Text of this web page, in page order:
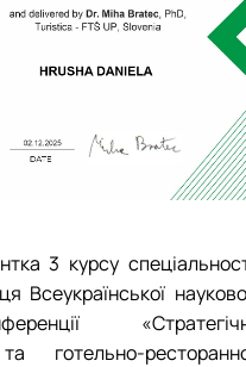
3 курсу
Всеукраїнської
готельно-